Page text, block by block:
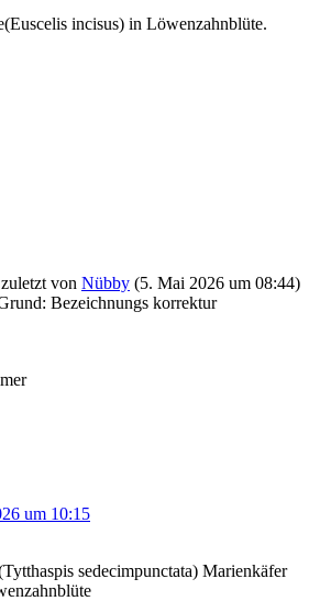
incisus) in Löwenzahnblüte.
von Nübby (5. Mai 2026 um 08:44)
Bezeichnungs korrektur
um 10:15
sedecimpunctata) Marienkäfer